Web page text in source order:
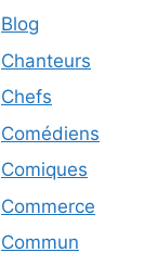
Blog
Chanteurs
Chefs
Comédiens
Comiques
Commerce
Commun